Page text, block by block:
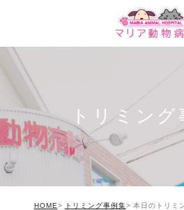
トリミン
HOME トリミング事例集 本日のトリミ